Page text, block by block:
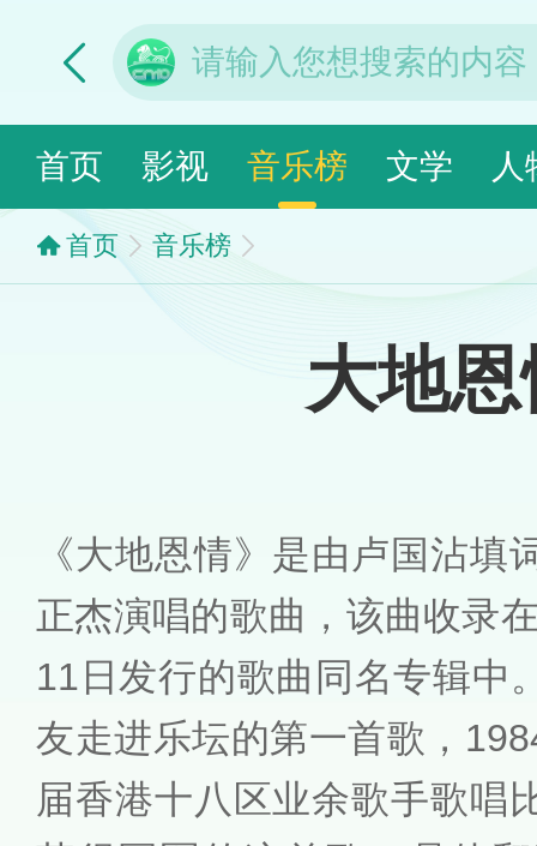
首页 影视 音乐榜 文学 人
首页 音乐榜
大地
《大地恩情》是由卢国沾填
正杰演唱的歌曲，该曲收录
11日发行的歌曲同名专辑中
友走进乐坛的第一首歌，
届香港十八区业余歌手歌唱